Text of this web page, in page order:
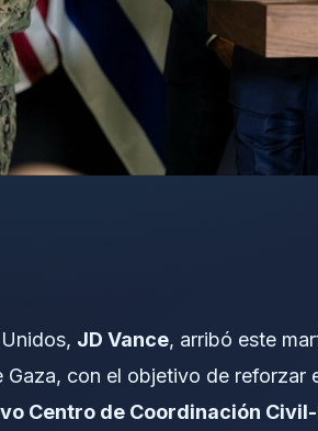
JD Vance, arribó este
Gaza, con el objetivo de reforzar
Centro de Coordinación